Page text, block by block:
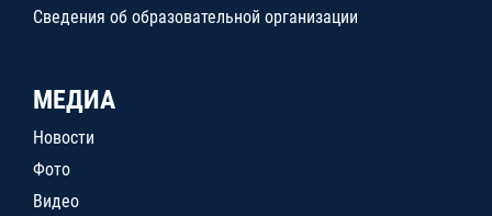
Сведения об образовательной организации
МЕДИА
Новости
Фото
Видео